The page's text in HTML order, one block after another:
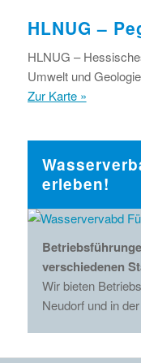
HLNUG –
HLNUG –
Umwelt und Geologie
Zur Karte »
erleben!
verschiedenen
Wir bieten
Neudorf und in